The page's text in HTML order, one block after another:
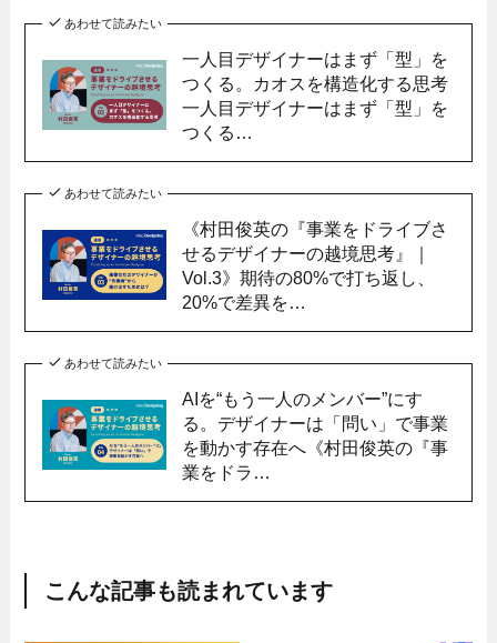
あわせて読みたい
一人目デザイナーはまず「型」を
つくる。カオスを構造化する思考
一人目デザイナーはまず「型」を
つくる…
あわせて読みたい
《村田俊英の『事業をドライブさ
せるデザイナーの越境思考』｜
Vol.3》期待の80%で打ち返し、
20%で差異を…
あわせて読みたい
AIを“もう一人のメンバー”にす
る。デザイナーは「問い」で事業
を動かす存在へ《村田俊英の『事
業をドラ…
こんな記事も読まれています